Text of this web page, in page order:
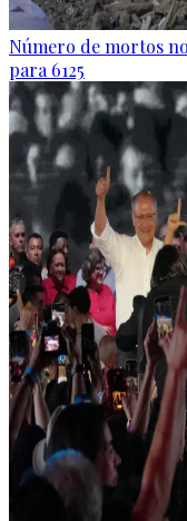
Número de mortos
para 6125